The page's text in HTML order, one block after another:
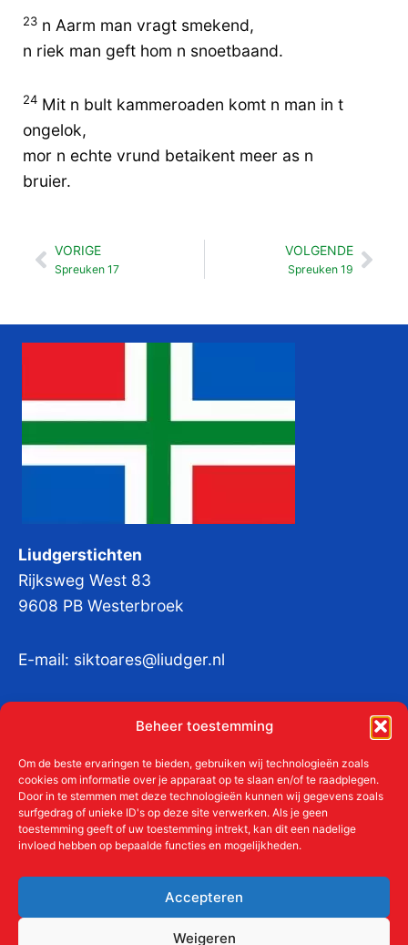
Beheer toestemming
Om de beste ervaringen te bieden, gebruiken wij technologieën zoals
cookies om informatie over je apparaat op te slaan en/of te raadplegen.
Door in te stemmen met deze technologieën kunnen wij gegevens zoals
surfgedrag of unieke ID's op deze site verwerken. Als je geen
toestemming geeft of uw toestemming intrekt, kan dit een nadelige
invloed hebben op bepaalde functies en mogelijkheden.
Accepteren
Weigeren
23 n Aarm man vragt smekend,
n riek man geft hom n snoetbaand.
24 Mit n bult kammeroaden komt n man in t
ongelok,
mor n echte vrund betaikent meer as n
bruier.
Vorige
VORIGE
Spreuken 17
VOLGENDE
Spreuken 19
Liudgerstichten
Rijksweg West 83
9608 PB Westerbroek
E-mail: siktoares@liudger.nl
KvKnr:41011712
Meer over de Liudgerstichten
Aanmelden als donateur
ANBI